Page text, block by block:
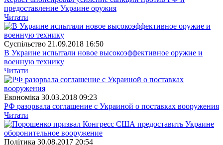
предоставление Украине оружия
Читати
Суспiльство 21.09.2018 16:50
В Украине испытали новое высокоэффективное оружие и
военную технику
Читати
Економіка 30.03.2018 09:23
РФ разорвала соглашение с Украиной о поставках вооружения
Читати
Полiтика 30.08.2017 20:54